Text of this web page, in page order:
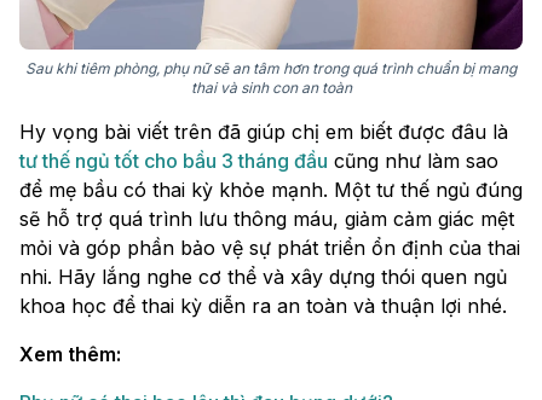
Sau khi tiêm phòng, phụ nữ sẽ an tâm hơn trong quá trình chuẩn bị mang
thai và sinh con an toàn
Hy vọng bài viết trên đã giúp chị em biết được đâu là
tư thế ngủ tốt cho bầu 3 tháng đầu cũng như làm sao
để mẹ bầu có thai kỳ khỏe mạnh. Một tư thế ngủ đúng
sẽ hỗ trợ quá trình lưu thông máu, giảm cảm giác mệt
mỏi và góp phần bảo vệ sự phát triển ổn định của thai
nhi. Hãy lắng nghe cơ thể và xây dựng thói quen ngủ
khoa học để thai kỳ diễn ra an toàn và thuận lợi nhé.
Xem thêm: